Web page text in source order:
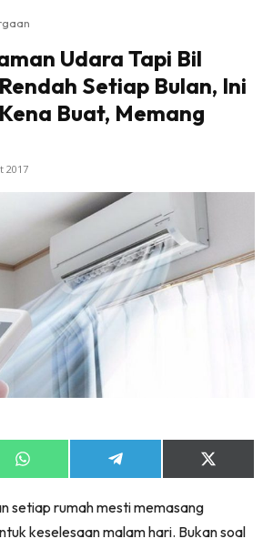
Udara Tapi Bil
Setiap Bulan, Ini
Buat, Memang
2017
Share
on
Share
on
Share
on
setiap rumah mesti memasang
keselesaan malam hari. Bukan soal